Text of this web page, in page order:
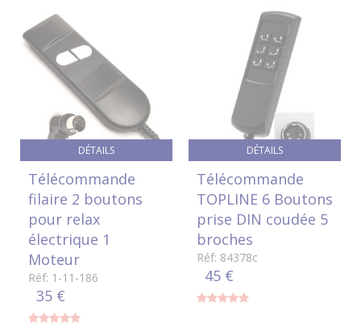
DÉTAILS
Télécommande
filaire 2 boutons
pour relax
électrique 1
Moteur
Réf: 1-11-186
35 €
DÉTAILS
Télécommande
TOPLINE 6 Boutons
prise DIN coudée 5
broches
Réf: 84378c
45 €